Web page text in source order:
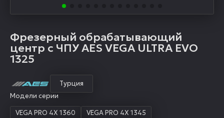
Фрезерный обрабатывающий
центр с ЧПУ AES VEGA ULTRA EVO
1325
Турция
Модели серии
VEGA PRO 4X 1360
VEGA PRO 4X 1345